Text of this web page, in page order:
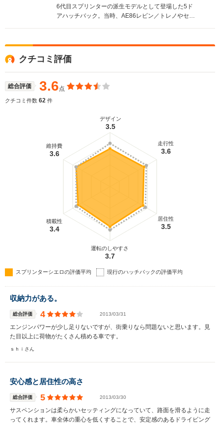
6代目スプリンターの派生モデルとして登場した5ド
アハッチバック。当時、AE86レビン／トレノやセリ
代から2ドアクーペのみとなり、売れ行きは不振だっ
た。ただし、このシエロの登場以降に各メーカーが
こぞって5ドアハッチをリリースするなど、時代を先
取りしすぎたともいえる。エンジンは1.5Lの直4ハイ
メカツインカムのほか、1.6Lの直4ツインカムの設定
もされていた。今回のMCでは全エンジンがEFI化さ
クチコミ評価
総合評価 3.6点
クチコミ件数 62 件
デザイン
3.5
走行性
3.6
居住性
3.5
運転のしやすさ
3.7
積載性
3.4
維持費
3.6
スプリンターシエロの評価平均 現行のハッチバックの評価平均
収納力がある。
総合評価 4 2013/03/31
エンジンパワーが少し足りないですが、街乗りなら問題ないと思います。見
た目以上に荷物がたくさん積める車です。
ｓｈｉさん
安心感と居住性の高さ
総合評価 5 2013/03/30
サスペンションは柔らかいセッティングになっていて、路面を滑るように走
ってくれます。車全体の重心を低くすることで、安定感のあるドライビング